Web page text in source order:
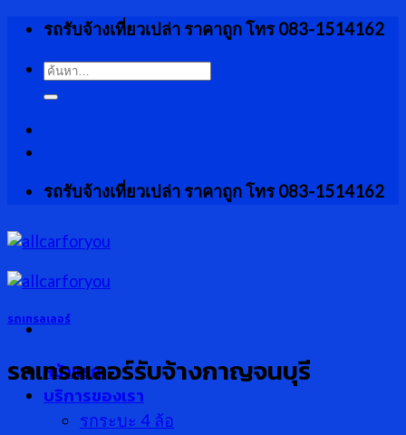
Skip
content
รถรับจ้างเที่ยวเปล่า ราคาถูก โทร 083-1514162
ค้นหา:
รถรับจ้างเที่ยวเปล่า ราคาถูก โทร 083-1514162
หน้าแรก
บริการของเรา
รกระบะ 4 ล้อ
รถเทรลเลอร์
รถเทรลเลอร์รับจ้างกาญจนบุรี